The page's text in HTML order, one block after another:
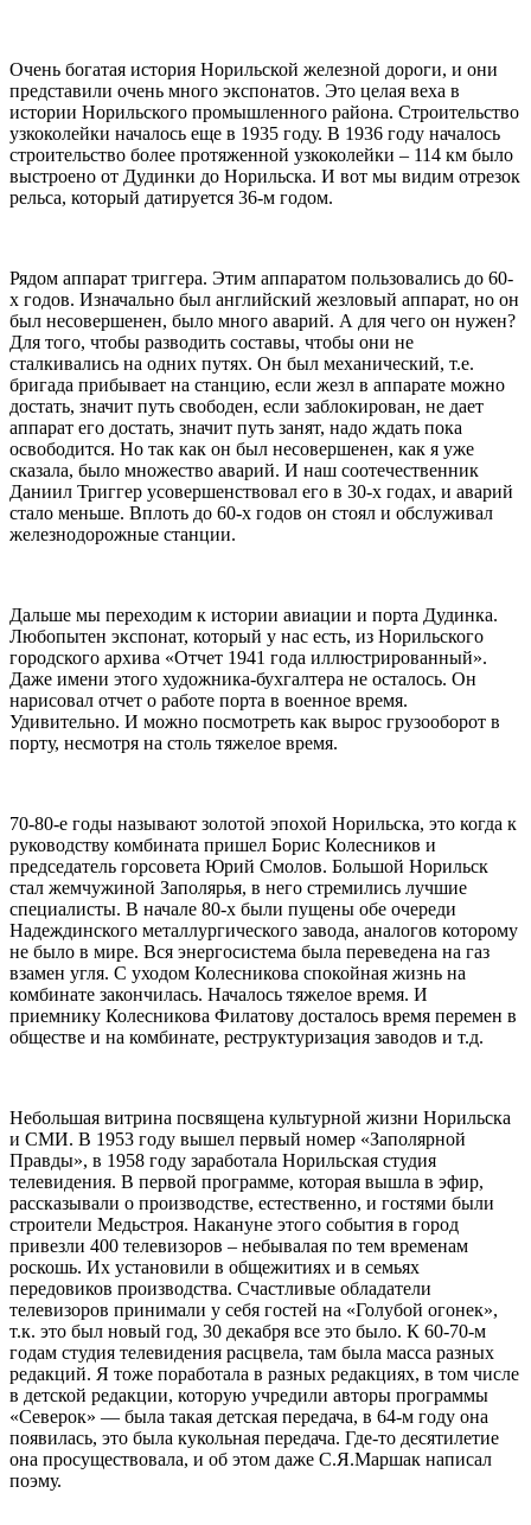
Очень богатая история Норильской железной дороги, и они
представили очень много экспонатов. Это целая веха в
истории Норильского промышленного района. Строительство
узкоколейки началось еще в 1935 году. В 1936 году началось
строительство более протяженной узкоколейки – 114 км было
выстроено от Дудинки до Норильска. И вот мы видим отрезок
рельса, который датируется 36-м годом.
Рядом аппарат триггера. Этим аппаратом пользовались до 60-
х годов. Изначально был английский жезловый аппарат, но он
был несовершенен, было много аварий. А для чего он нужен?
Для того, чтобы разводить составы, чтобы они не
сталкивались на одних путях. Он был механический, т.е.
бригада прибывает на станцию, если жезл в аппарате можно
достать, значит путь свободен, если заблокирован, не дает
аппарат его достать, значит путь занят, надо ждать пока
освободится. Но так как он был несовершенен, как я уже
сказала, было множество аварий. И наш соотечественник
Даниил Триггер усовершенствовал его в 30-х годах, и аварий
стало меньше. Вплоть до 60-х годов он стоял и обслуживал
железнодорожные станции.
Дальше мы переходим к истории авиации и порта Дудинка.
Любопытен экспонат, который у нас есть, из Норильского
городского архива «Отчет 1941 года иллюстрированный».
Даже имени этого художника-бухгалтера не осталось. Он
нарисовал отчет о работе порта в военное время.
Удивительно. И можно посмотреть как вырос грузооборот в
порту, несмотря на столь тяжелое время.
70-80-е годы называют золотой эпохой Норильска, это когда к
руководству комбината пришел Борис Колесников и
председатель горсовета Юрий Смолов. Большой Норильск
стал жемчужиной Заполярья, в него стремились лучшие
специалисты. В начале 80-х были пущены обе очереди
Надеждинского металлургического завода, аналогов которому
не было в мире. Вся энергосистема была переведена на газ
взамен угля. С уходом Колесникова спокойная жизнь на
комбинате закончилась. Началось тяжелое время. И
приемнику Колесникова Филатову досталось время перемен в
обществе и на комбинате, реструктуризация заводов и т.д.
Небольшая витрина посвящена культурной жизни Норильска
и СМИ. В 1953 году вышел первый номер «Заполярной
Правды», в 1958 году заработала Норильская студия
телевидения. В первой программе, которая вышла в эфир,
рассказывали о производстве, естественно, и гостями были
строители Медьстроя. Накануне этого события в город
привезли 400 телевизоров – небывалая по тем временам
роскошь. Их установили в общежитиях и в семьях
передовиков производства. Счастливые обладатели
телевизоров принимали у себя гостей на «Голубой огонек»,
т.к. это был новый год, 30 декабря все это было. К 60-70-м
годам студия телевидения расцвела, там была масса разных
редакций. Я тоже поработала в разных редакциях, в том числе
в детской редакции, которую учредили авторы программы
«Северок» — была такая детская передача, в 64-м году она
появилась, это была кукольная передача. Где-то десятилетие
она просуществовала, и об этом даже С.Я.Маршак написал
поэму.